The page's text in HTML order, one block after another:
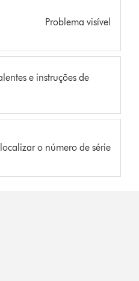
Problema visível
e instruções de
o número de série